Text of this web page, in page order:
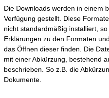
Die Downloads werden in einem
Verfügung gestellt. Diese
nicht standardmäßig installiert,
Erklärungen zu den Formaten
das Öffnen dieser finden. Die
mit einer Abkürzung, bestehend
beschrieben. So z.B. die
Dokumente.